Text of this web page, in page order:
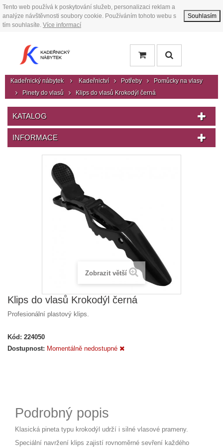
Tento web používá k poskytování služeb, personalizaci reklam a
analýze návštěvnosti soubory cookie. Používáním tohoto webu s
tím souhlasíte. Více informací
Souhlasím
Kadeřnický nábytek Kadeřnictví Potřeby
Pomůcky na vlasy
Pinety do vlasů
Klips do vlasů Krokodýl černá
KATALOG
INFORMACE
Zobrazit větší
Klips do vlasů Krokodýl černá
Profesionální plastový klips.
Kód: 224050
Dostupnost: Momentálně nedostupné
Podrobný popis
Klasická pineta typu krokodýl udrží i silné vlasové prameny.
Speciální navržení klips zajistí rovnoměrné sevření každého